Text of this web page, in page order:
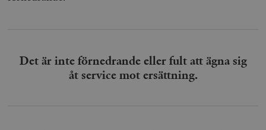
Det är inte förnedrande eller fult att ägna sig
åt service mot ersättning.